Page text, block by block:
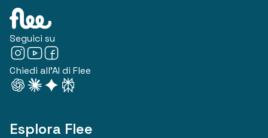
Seguici su
Chiedi all'AI di Flee
Esplora Flee